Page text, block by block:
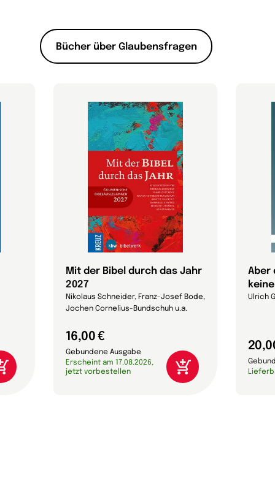
Bücher über Glaubensfragen
Mit der Bibel durch das Jahr
2027
Nikolaus Schneider, Franz-Josef Bode,
Jochen Cornelius-Bundschuh u.a.
16,00 €
Gebundene Ausgabe
Erscheint am 17.08.2026,
jetzt vorbestellen
Aber
Ulrich